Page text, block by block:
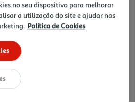
no seu dispositivo para melhorar
a utilização do site e ajudar nas
Política de Cookies